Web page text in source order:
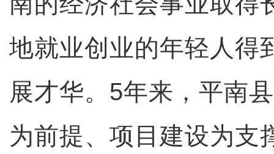
地就业创业的年轻人得
展才华。5年来，平南
为前提、项目建设为支